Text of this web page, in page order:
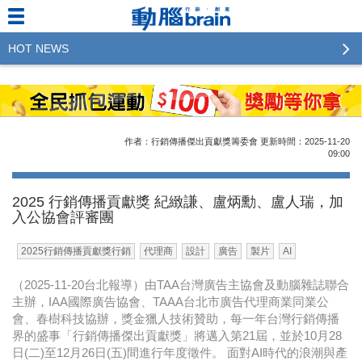
作者：行銷傳播傑出貢獻獎籌委會 更新時間：2025-11-20
09:00
2025 行銷傳播貢獻獎 紀緻謙、盧炳勳、盧人瑞，加
入公協會評審團
2025行銷傳播貢獻獎行銷 代理商 設計 廣告 製片 AI
（2025-11-20台北報導）由TAA台灣廣告主協會及動腦雜誌聯合
主辦，IAA國際廣告協會、TAAA台北市廣告代理商業同業公
會、春樹科技協辦，獎金獵人技術贊助，每一年台灣行銷傳播
界的盛事「行銷傳播傑出貢獻獎」將邁入第21屆，並於10月28
日(二)至12月26日(五)間進行年度徵件。 面對AI時代的浪潮與產
HOT NEWS
2023行銷傳播傑出貢獻獎 啟動徵件！期許參賽作品
更創新及具影響力
2022行銷傳播傑出貢獻獎得獎名單揭曉，近400位行
銷傳播人共襄盛舉！The Winners of 2022《Brain》
Excellence Agency& Advertiser of the year
LINE 推出「AI 肖像」新功能 體驗專業棚拍的高質
感美照
2023台灣民生快消品牌排行 14億次國民消費揭曉品
牌足跡贏家
域動行銷公布人事異動
CSD中衛營運長張德成：中衛跳脫框架 玩出口罩新